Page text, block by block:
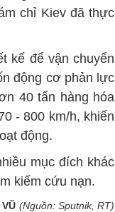
chỉ Kiev đã thực
kế để vận chuyển
động cơ phản lực
40 tấn hàng hóa
- 800 km/h, khiến
động.
mục đích khác
kiếm cứu nạn.
VŨ (Nguồn: Sputnik, RT)